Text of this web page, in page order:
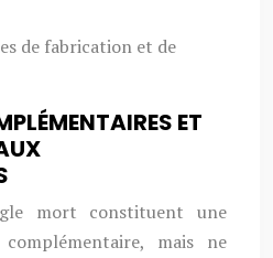
de fabrication et de
ET
mort constituent une
mais ne